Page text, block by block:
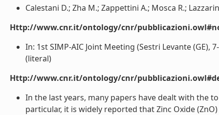
Calestani D.; Zha M.; Zappettini A.; Mosca R.;
Http://www.cnr.it/ontology/cnr/
In: 1st SIMP-AIC Joint Meeting (Sestri Levante (GE),
(literal)
Http://www.cnr.it/ontology/cnr/
In the last years, many papers have dealt with the
particular, it is widely reported that Zinc Oxide